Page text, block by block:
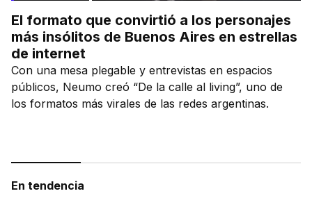
El formato que convirtió a los personajes
más insólitos de Buenos Aires en estrellas
de internet
Con una mesa plegable y entrevistas en espacios
públicos, Neumo creó “De la calle al living”, uno de
los formatos más virales de las redes argentinas.
En tendencia